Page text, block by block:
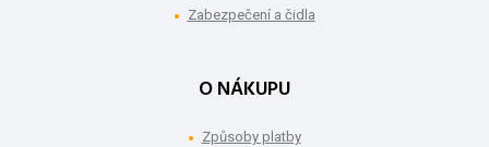
Zabezpečení a čidla
O NÁKUPU
Způsoby platby